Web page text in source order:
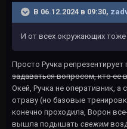
В 06.12.2024 в 09:30,
И от всех окружающих тоже
Просто Ручка репрезентирует
задаваться вопросом, кто ее
Окей, Ручка не оперативник, а
отраву (но базовые
конечно проходила, Ворон
вышла подышать свежим